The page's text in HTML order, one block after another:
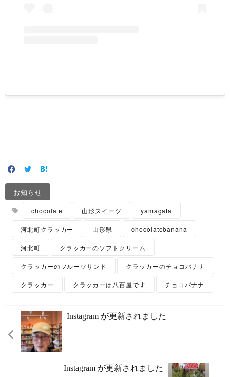
お知らせ
chocolate 山形スイーツ yamagata
河北町クラッカー 山形県 chocolatebanana
河北町 クラッカーのソフトクリーム
クラッカーのフルーツサンド クラッカーのチョコバナナ
クラッカー クラッカーは八百屋です チョコバナナ
Instagram が更新されました
Instagram が更新されました